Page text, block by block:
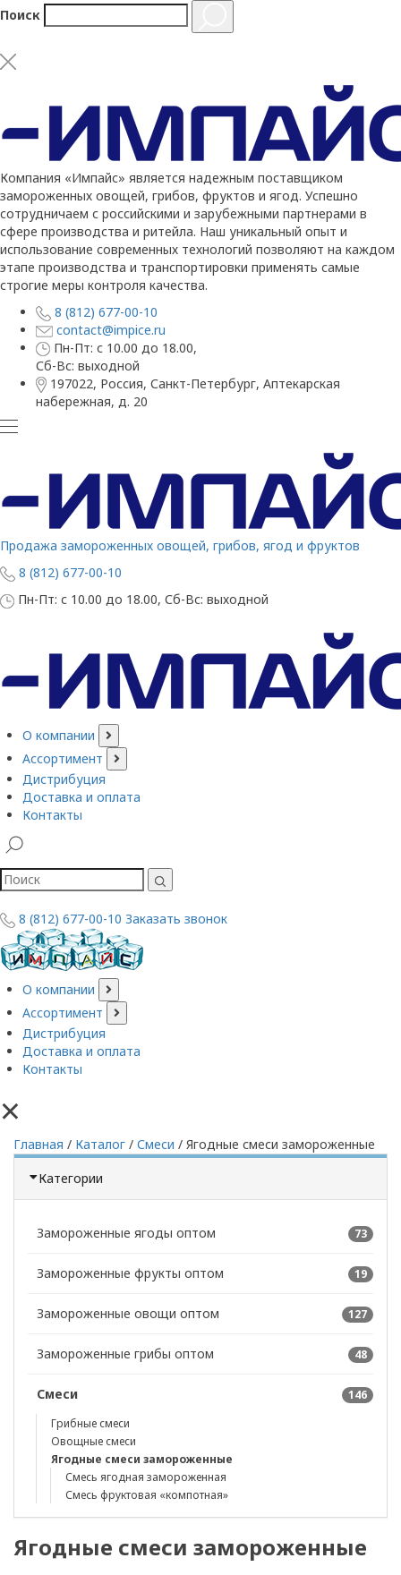
Поиск
Компания «Импайс» является надежным поставщиком
замороженных овощей, грибов, фруктов и ягод. Успешно
сотрудничаем с российскими и зарубежными партнерами в
сфере производства и ритейла. Наш уникальный опыт и
использование современных технологий позволяют на каждом
этапе производства и транспортировки применять самые
строгие меры контроля качества.
8 (812) 677-00-10
contact@impice.ru
Пн-Пт: с 10.00 до 18.00,
Сб-Вс: выходной
197022, Россия, Санкт-Петербург, Аптекарская
набережная, д. 20
Продажа замороженных овощей, грибов, ягод и фруктов
8 (812) 677-00-10
Пн-Пт: с 10.00 до 18.00, Сб-Вс: выходной
О компании
Ассортимент
Дистрибуция
Доставка и оплата
Контакты
8 (812) 677-00-10 Заказать звонок
О компании
Ассортимент
Дистрибуция
Доставка и оплата
Контакты
×
Главная / Каталог / Смеси / Ягодные смеси замороженные
Категории
Замороженные ягоды оптом 73
Замороженные фрукты оптом 19
Замороженные овощи оптом 127
Замороженные грибы оптом 48
Смеси
146
Грибные смеси
Овощные смеси
Ягодные смеси замороженные
Смесь ягодная замороженная
Смесь фруктовая «компотная»
Ягодные смеси замороженные